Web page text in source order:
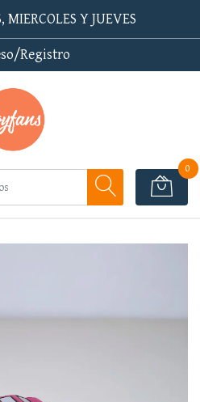
MIERCOLES Y JUEVES
Registro
0